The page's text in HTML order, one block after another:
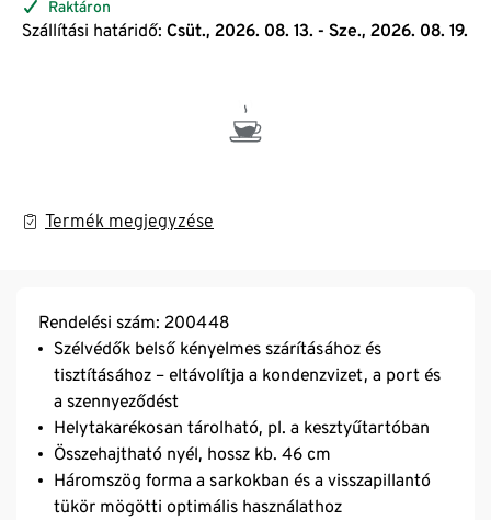
Raktáron
Szállítási határidő: Csüt., 2026. 08. 13. - Sze., 2026. 08. 19.
Termék megjegyzése
Rendelési szám: 200448
Szélvédők belső kényelmes szárításához és
tisztításához – eltávolítja a kondenzvizet, a port és
a szennyeződést
Helytakarékosan tárolható, pl. a kesztyűtartóban
Összehajtható nyél, hossz kb. 46 cm
Háromszög forma a sarkokban és a visszapillantó
tükör mögötti optimális használathoz